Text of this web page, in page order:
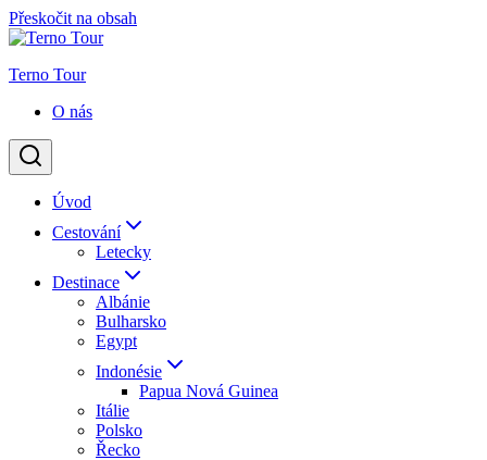
Přeskočit na obsah
Terno Tour
O nás
Úvod
Cestování
Letecky
Destinace
Albánie
Bulharsko
Egypt
Indonésie
Papua Nová Guinea
Itálie
Polsko
Řecko